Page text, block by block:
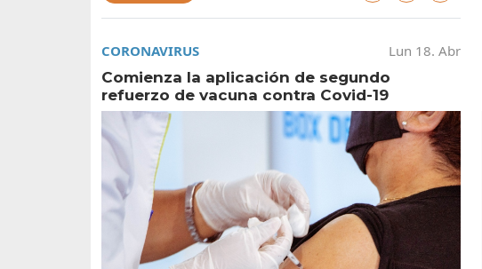
CORONAVIRUS
Lun 18. Abr
Comienza la aplicación de segundo
refuerzo de vacuna contra Covid-19